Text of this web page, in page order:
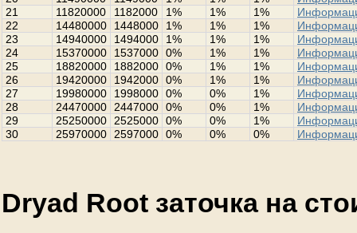
21
11820000 1182000 1% 1% 1%
22
14480000 1448000 1% 1% 1%
23
14940000 1494000 1% 1% 1%
24
15370000 1537000 0% 1% 1%
25
18820000 1882000 0% 1% 1%
26
19420000 1942000 0% 1% 1%
27
19980000 1998000 0% 0% 1%
28
24470000 2447000 0% 0% 1%
29
25250000 2525000 0% 0% 1%
30
25970000 2597000 0% 0% 0%
Dryad Root заточка на